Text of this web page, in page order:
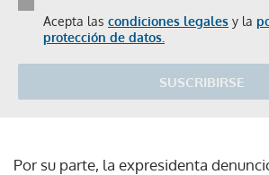
Acepta las condiciones legales y la
protección de datos.
SUSCRIBIRSE
Por su parte, la expresidenta